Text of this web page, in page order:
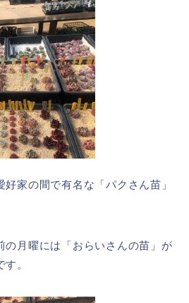
家の間で有名な「パクさん苗」
の月曜には「おらいさんの苗」が
。